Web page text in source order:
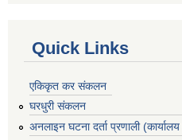
Quick Links
एकिकृत कर संकलन
घरधुरी संकलन
अनलाइन घटना दर्ता प्रणाली